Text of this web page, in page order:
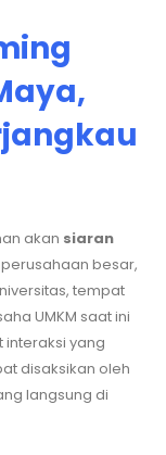
akan siaran
besar,
tempat
UMKM saat ini
yang
disaksikan oleh
langsung di